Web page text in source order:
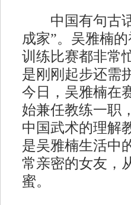
中国有句古话
成家”。吴雅楠
训练比赛都非常
是刚刚起步还需
今日，吴雅楠在
始兼任教练一职
中国武术的理解
是吴雅楠生活中
常亲密的女友，
蜜。